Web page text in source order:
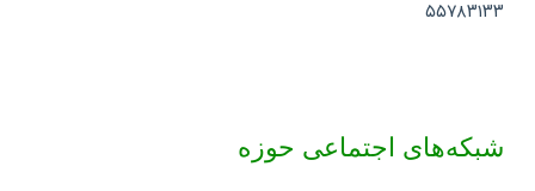
۵۵۷۸۳۱۳۳
شبکه‌های اجتماعی حوزه